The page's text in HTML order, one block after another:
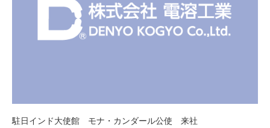
駐日インド大使館 モナ・カンダール公使 来社